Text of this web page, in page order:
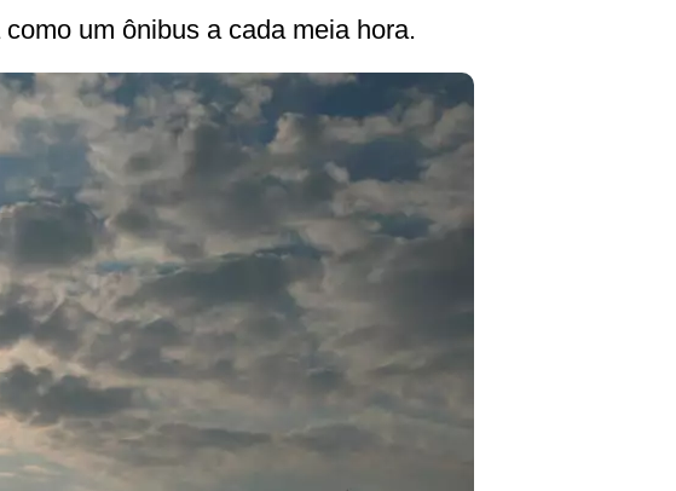
um ônibus a cada meia hora.